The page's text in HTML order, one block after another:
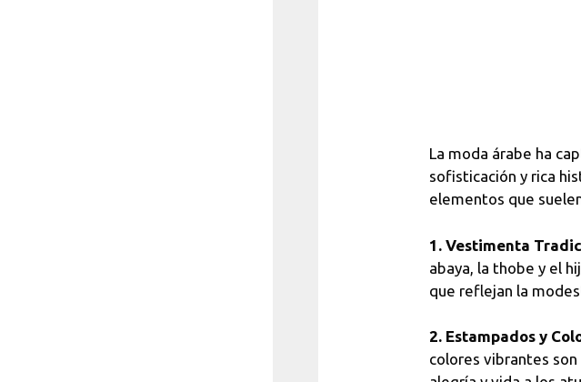
La moda árabe ha
sofisticación y rica
elementos que
1. Vestimenta
abaya, la thobe y el
que reflejan la
2. Estampados y
colores vibrantes